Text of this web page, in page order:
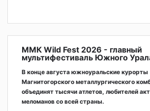
ММК Wild Fest 2026 - главный
мультифестиваль Южного
В конце августа южноуральские курорты
Магнитогорского металлургического
объединят тысячи атлетов, любителей
меломанов со всей страны.